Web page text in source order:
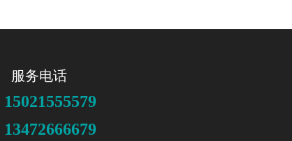
服务电话
15021555579
13472666679